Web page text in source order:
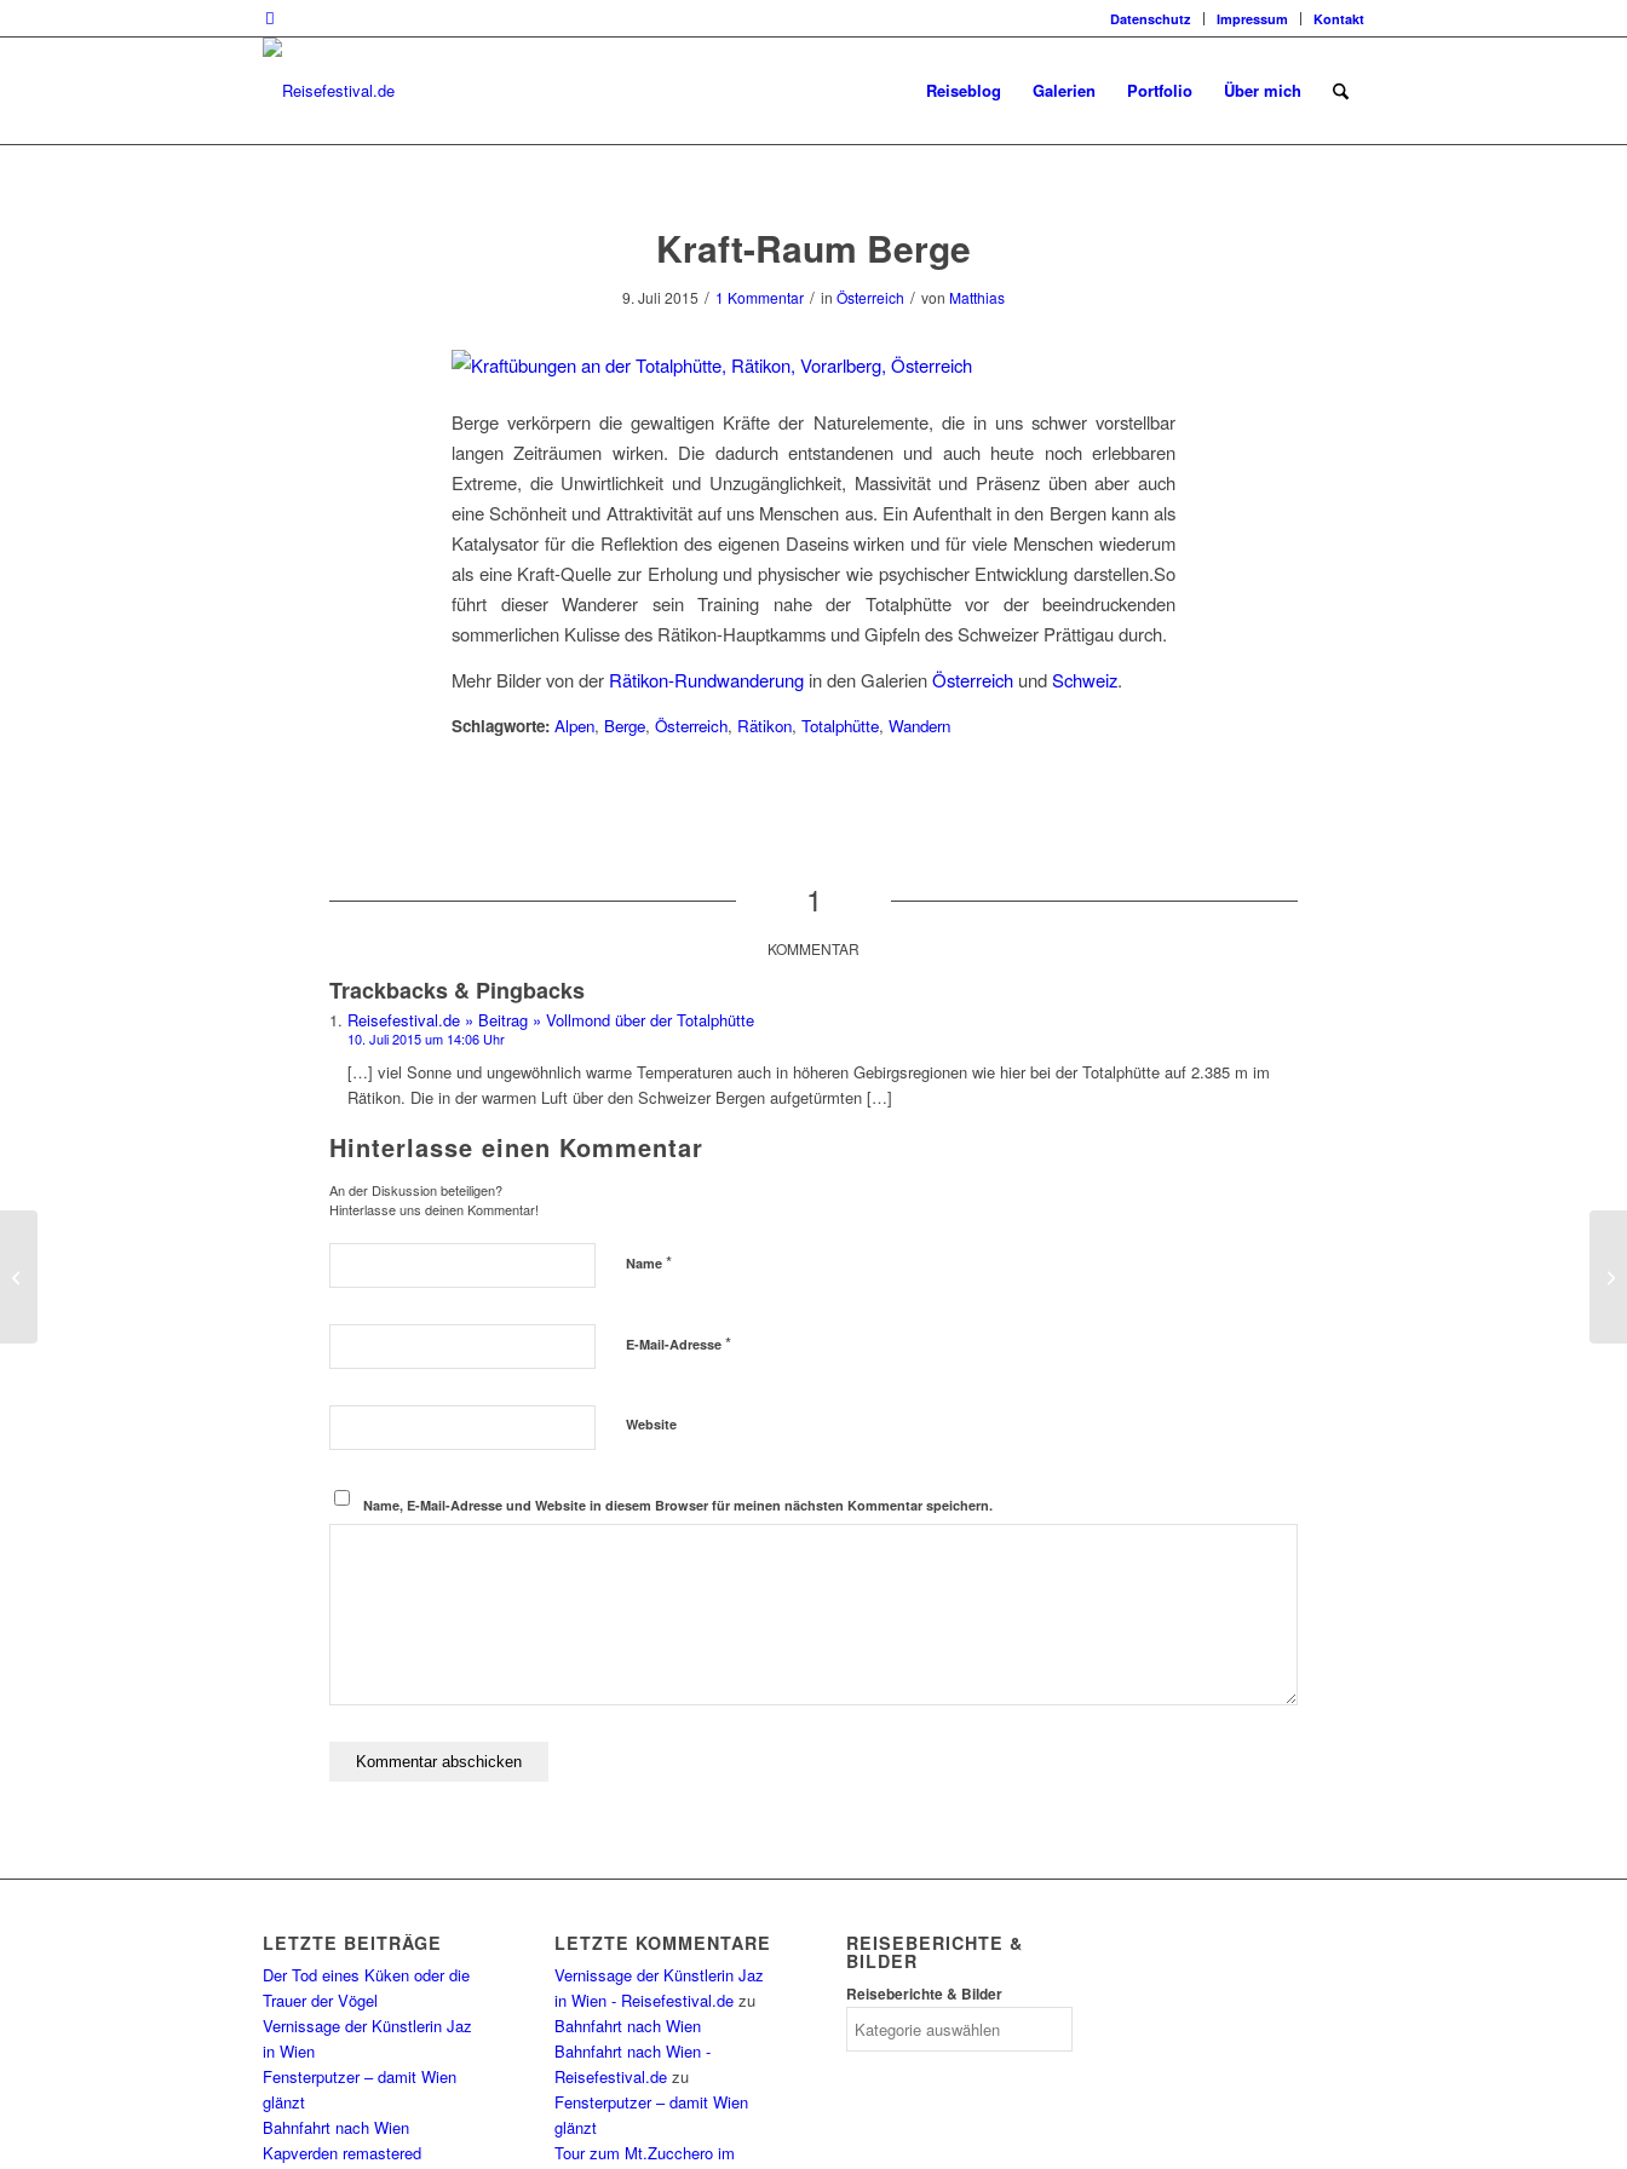
Datenschutz Impressum Kontakt
Reiseblog Galerien Portfolio Über mich
Kraft-Raum Berge
9. Juli 2015 / 1 Kommentar / in Österreich / von Matthias
Berge verkörpern die gewaltigen Kräfte der Naturelemente, die in uns schwer vorstellbar
langen Zeiträumen wirken. Die dadurch entstandenen und auch heute noch erlebbaren
Extreme, die Unwirtlichkeit und Unzugänglichkeit, Massivität und Präsenz üben aber auch
eine Schönheit und Attraktivität auf uns Menschen aus. Ein Aufenthalt in den Bergen kann als
Katalysator für die Reflektion des eigenen Daseins wirken und für viele Menschen wiederum
als eine Kraft-Quelle zur Erholung und physischer wie psychischer Entwicklung darstellen.So
führt dieser Wanderer sein Training nahe der Totalphütte vor der beeindruckenden
sommerlichen Kulisse des Rätikon-Hauptkamms und Gipfeln des Schweizer Prättigau durch.
Mehr Bilder von der Rätikon-Rundwanderung in den GalerienÖsterreich undSchweiz.
Schlagworte: Alpen, Berge, Österreich, Rätikon, Totalphütte, Wandern
1
KOMMENTAR
Trackbacks & Pingbacks
Reisefestival.de » Beitrag » Vollmond über der Totalphütte
10. Juli 2015 um 14:06 Uhr
[…] viel Sonne und ungewöhnlich warme Temperaturen auch in höheren Gebirgsregionen wie hier bei der Totalphütte auf 2.385 m im
Rätikon. Die in der warmen Luft über den Schweizer Bergen aufgetürmten […]
Hinterlasse einen Kommentar
An der Diskussion beteiligen?
Hinterlasse uns deinen Kommentar!
Name *
E-Mail-Adresse *
Website
Name, E-Mail-Adresse und Website in diesem Browser für meinen nächsten Kommentar speichern.
LETZTE BEITRÄGE
Der Tod eines Küken oder die
Trauer der Vögel
Vernissage der Künstlerin Jaz
in Wien
Fensterputzer – damit Wien
glänzt
Bahnfahrt nach Wien
Kapverden remastered
LETZTE KOMMENTARE
Vernissage der Künstlerin Jaz
in Wien - Reisefestival.de zu
Bahnfahrt nach Wien
Bahnfahrt nach Wien -
Reisefestival.de zu
Fensterputzer – damit Wien
glänzt
Tour zum Mt.Zucchero im
REISEBERICHTE &
BILDER
Reiseberichte & Bilder